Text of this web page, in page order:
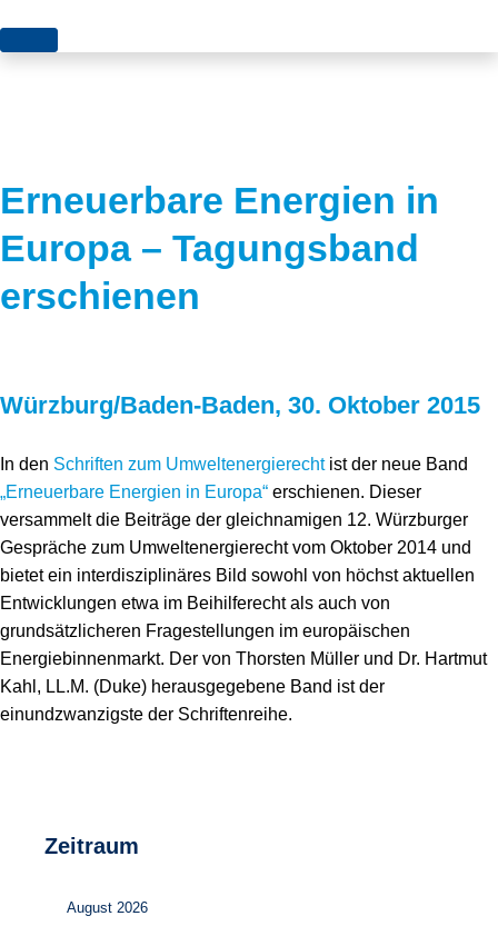
Themen
Flächen
Genehmigungen
Grundsatzfragen
Netze
Sektorenkopplung
Speicher
Stromerzeugung
Wärme
Wasserstoff
News
Blog
Karriere
Stiftungsporträt
Team
Forschungsnetzwerk
Bibliothek
Newsletter
Infomaterial
Schriften zum Umweltenergierecht
Erneuerbare Energien in
Europa – Tagungsband
erschienen
Würzburg/Baden-Baden, 30. Oktober 2015
In den Schriften zum Umweltenergierechtist der neue Band
„Erneuerbare Energien in Europa“ erschienen. Dieser
versammelt die Beiträge der gleichnamigen 12. Würzburger
Gespräche zum Umweltenergierecht vom Oktober 2014 und
bietet ein interdisziplinäres Bild sowohl von höchst aktuellen
Entwicklungen etwa im Beihilferecht als auch von
grundsätzlicheren Fragestellungen im europäischen
Energiebinnenmarkt. Der von Thorsten Müller und Dr. Hartmut
Kahl, LL.M. (Duke) herausgegebene Band ist der
einundzwanzigste der Schriftenreihe.
Zeitraum
August 2026